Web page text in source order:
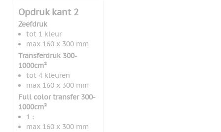
Opdruk kant 2
Zeefdruk
tot 1 kleur
max 160 x 300 mm
Transferdruk 300-
1000cm²
tot 4 kleuren
max 160 x 300 mm
Full color transfer 300-
1000cm²
1 :
max 160 x 300 mm